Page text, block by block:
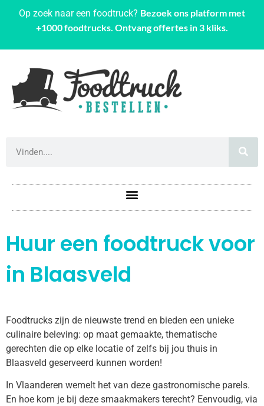
Op zoek naar een foodtruck? Bezoek ons platform met
+1000 foodtrucks. Ontvang offertes in 3 kliks.
Huur een foodtruck voor
in Blaasveld
Foodtrucks zijn de nieuwste trend en bieden een unieke
culinaire beleving: op maat gemaakte, thematische
gerechten die op elke locatie of zelfs bij jou thuis in
Blaasveld geserveerd kunnen worden!
In Vlaanderen wemelt het van deze gastronomische parels.
En hoe kom je bij deze smaakmakers terecht? Eenvoudig, via